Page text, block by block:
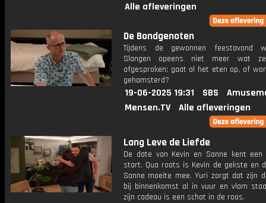
Alle afleveringen
De Bondgenoten
Tijdens de gewonnen feestavond
Slangen opeens niet meer wat
afgesproken; gaat al het eten op, of
gehamsterd?
19-06-2025 19:31 SBS
Mensen.TV
Alle afleveringen
Lang Leve de Liefde
De date van Kevin en Sanne kent een
start. Qua roots is Kevin de gekste en
Sanne moeite mee. Yuri zorgt dat zijn
bij binnenkomst al in vuur en vlam
zijn cadeau is een schot in de roos.